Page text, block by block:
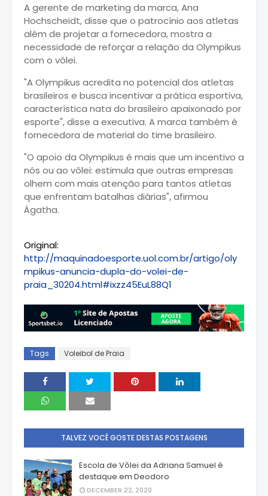
A gerente de marketing da marca, Ana
Hochscheidt, disse que o patrocínio aos atletas
além de projetar a fornecedora, mostra a
necessidade de reforçar a relação da Olympikus
com o vôlei.
"A Olympikus acredita no potencial dos atletas
brasileiros e busca incentivar a prática esportiva,
característica nata do brasileiro apaixonado por
esporte", disse a executiva. A marca também é
fornecedora de material do time brasileiro.
"O apoio da Olympikus é mais que um incentivo a
nós ou ao vôlei: estimula que outras empresas
olhem com mais atenção para tantos atletas
que enfrentam batalhas diárias", afirmou
Ágatha.
Original:
http://maquinadoesporte.uol.com.br/artigo/oly
mpikus-anuncia-dupla-do-volei-de-
praia_30204.html#ixzz45EuL88Q1
Tags Voleibol de Praia
TALVEZ VOCÊ GOSTE DESTAS POSTAGENS
Escola de Vôlei da Adriana Samuel é
destaque em Deodoro
DECEMBER 22, 2020